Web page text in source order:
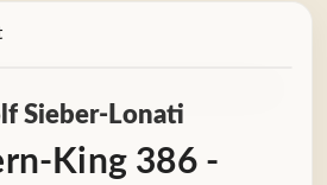
Sieber-Lonati
King 386 -